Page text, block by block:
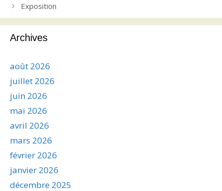
Exposition
Archives
août 2026
juillet 2026
juin 2026
mai 2026
avril 2026
mars 2026
février 2026
janvier 2026
décembre 2025